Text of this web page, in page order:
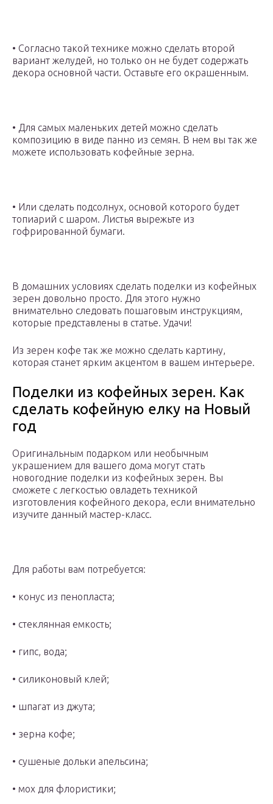
• Согласно такой технике можно сделать второй
вариант желудей, но только он не будет содержать
декора основной части. Оставьте его окрашенным.
• Для самых маленьких детей можно сделать
композицию в виде панно из семян. В нем вы так же
можете использовать кофейные зерна.
• Или сделать подсолнух, основой которого будет
топиарий с шаром. Листья вырежьте из
гофрированной бумаги.
В домашних условиях сделать поделки из кофейных
зерен довольно просто. Для этого нужно
внимательно следовать пошаговым инструкциям,
которые представлены в статье. Удачи!
Из зерен кофе так же можно сделать картину,
которая станет ярким акцентом в вашем интерьере.
Поделки из кофейных зерен. Как
сделать кофейную елку на Новый
год
Оригинальным подарком или необычным
украшением для вашего дома могут стать
новогодние поделки из кофейных зерен. Вы
сможете с легкостью овладеть техникой
изготовления кофейного декора, если внимательно
изучите данный мастер-класс.
Для работы вам потребуется:
• конус из пенопласта;
• стеклянная емкость;
• гипс, вода;
• силиконовый клей;
• шпагат из джута;
• зерна кофе;
• сушеные дольки апельсина;
• мох для флористики;